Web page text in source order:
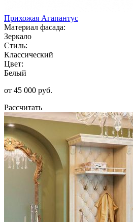
Прихожая Агапантус
Материал фасада:
Зеркало
Стиль:
Классический
Цвет:
Белый
от 45 000 руб.
Рассчитать